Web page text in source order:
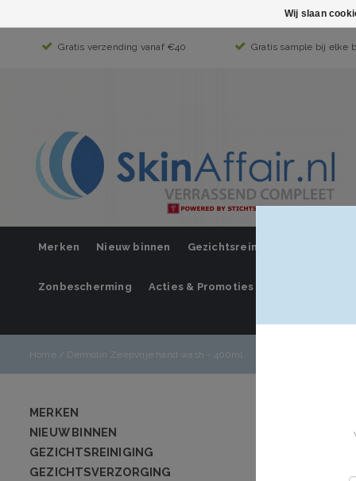
Gratis verzending vanaf €40 Gratis sample bij elke
Merken Nieuw binnen Gezichtsreiniging
Zonbescherming Acties & Promoties
Home/ Dermolin Zeepvrije hand wash - 400ml Mijn account /
MERKEN
NIEUW BINNEN
GEZICHTSREINIGING
GEZICHTSVERZORGING
Wij slaan